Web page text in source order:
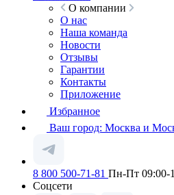
О компании
О нас
Наша команда
Новости
Отзывы
Гарантии
Контакты
Приложение
Избранное
Ваш город: Москва и
8 800 500-71-81 Пн-Пт 09:00-
Соцсети